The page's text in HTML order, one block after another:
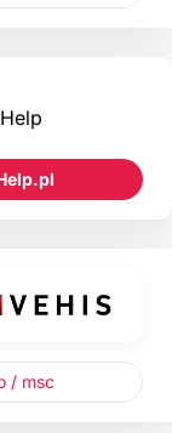
/ msc